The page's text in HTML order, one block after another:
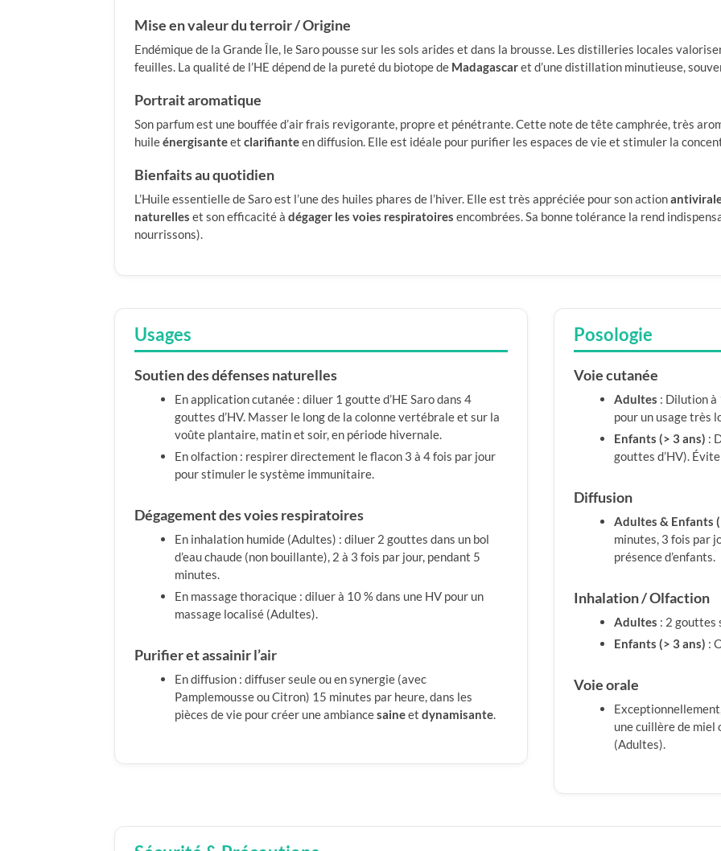
Mise en valeur du terroir / Origine
Endémique de la Grande Île, le Saro pousse sur les sols arides et dans la brousse. Les distilleries locales
feuilles. La qualité de l’HE dépend de la pureté du biotope de Madagascaret d’une distillation minutieuse,
Portrait aromatique
Son parfum est une bouffée d’air frais revigorante, propre et pénétrante. Cette note de tête camphrée, très
huileénergisanteet clarifianteen diffusion. Elle est idéale pour purifier les espaces de vie et stimuler la
Bienfaits au quotidien
L’Huile essentielle de Saro est l’une des huiles phares de l’hiver. Elle est très appréciée pour son action
naturelles et son efficacité à dégager les voies respiratoires encombrées. Sa bonne tolérance la rend
nourrissons).
Usages
Soutien des défenses naturelles
En application cutanée : diluer 1 goutte d’HE Saro dans 4
gouttes d’HV. Masser le long de la colonne vertébrale et sur la
voûte plantaire, matin et soir, en période hivernale.
En olfaction : respirer directement le flacon 3 à 4 fois par jour
pour stimuler le système immunitaire.
Dégagement des voies respiratoires
En inhalation humide (Adultes) : diluer 2 gouttes dans un bol
d’eau chaude (non bouillante), 2 à 3 fois par jour, pendant 5
minutes.
En massage thoracique : diluer à 10 % dans une HV pour un
massage localisé (Adultes).
Purifier et assainir l’air
En diffusion : diffuser seule ou en synergie (avec
Pamplemousse ou Citron) 15 minutes par heure, dans les
pièces de vie pour créer une ambiancesaineet dynamisante.
Posologie
Voie cutanée
Adultes : Dilution à
pour un usage très
Enfants (> 3 ans) :
gouttes d’HV).
Diffusion
Adultes & Enfants
minutes, 3 fois par
présence d’enfants.
Inhalation / Olfaction
Adultes : 2 gouttes
Enfants (> 3 ans) :
Voie orale
une cuillère de miel
(Adultes).